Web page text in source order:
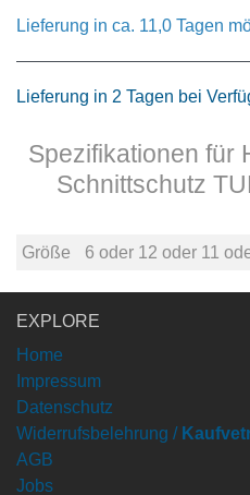
Lieferung in ca. 11,0 Tagen
Lieferung in 2 Tagen bei
Spezifikationen für
Schnittschutz
Größe 6 oder 12 oder 11
EXPLORE
Home
Impressum
Datenschutz
Widerrufsbelehrung /
AGB
Jobs